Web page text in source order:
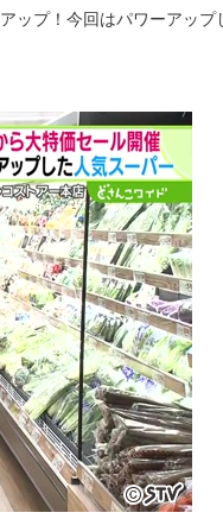
プ！今回はパワーアップ